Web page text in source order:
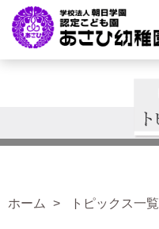
ホーム トピックス一覧